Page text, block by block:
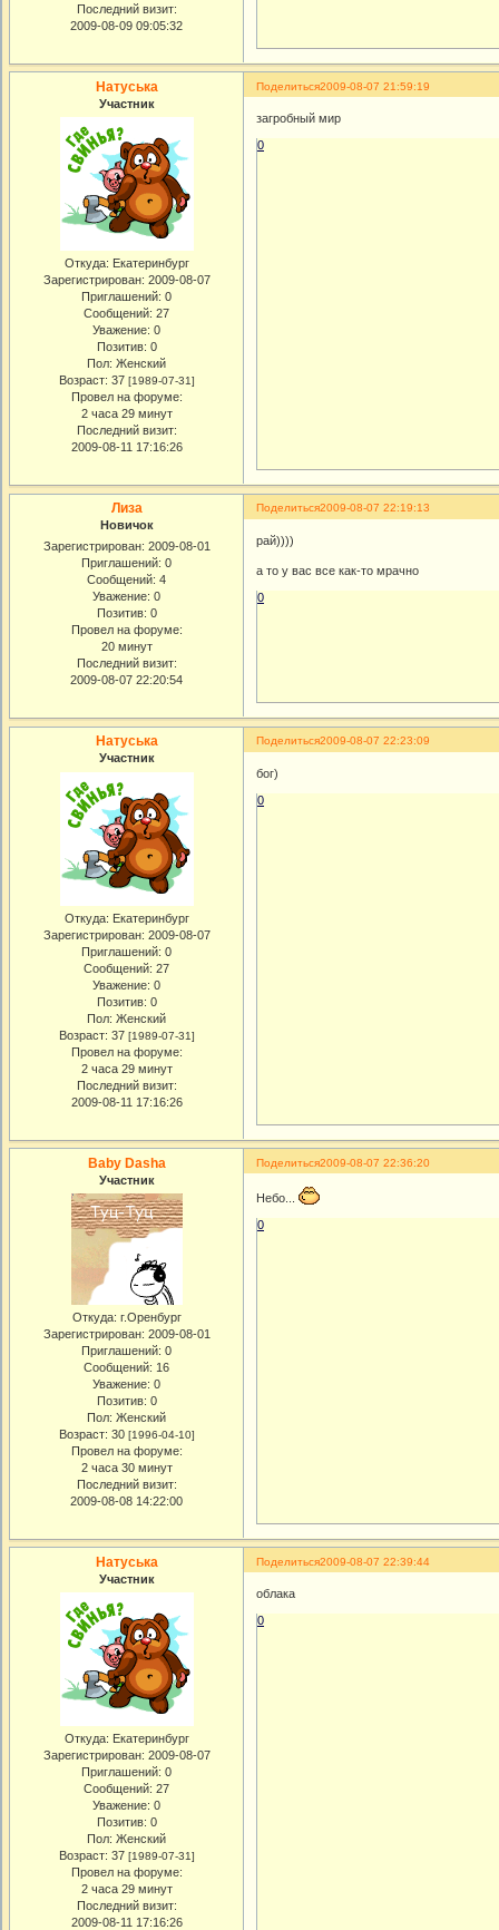
Последний визит:
2009-08-09 09:05:32
Поделиться2009-08-07 21:59:19
Натуська
Участник
Откуда: Екатеринбург
Зарегистрирован: 2009-08-07
Приглашений: 0
Сообщений: 27
Уважение: 0
Позитив: 0
Пол: Женский
Возраст: 37 [1989-07-31]
Провел на форуме:
2 часа 29 минут
Последний визит:
2009-08-11 17:16:26
загробный мир
0
Поделиться2009-08-07 22:19:13
Лиза
Новичок
Зарегистрирован: 2009-08-01
Приглашений: 0
Сообщений: 4
Уважение: 0
Позитив: 0
Провел на форуме:
20 минут
Последний визит:
2009-08-07 22:20:54
рай))))
а то у вас все как-то мрачно
0
Поделиться2009-08-07 22:23:09
Натуська
Участник
Откуда: Екатеринбург
Зарегистрирован: 2009-08-07
Приглашений: 0
Сообщений: 27
Уважение: 0
Позитив: 0
Пол: Женский
Возраст: 37 [1989-07-31]
Провел на форуме:
2 часа 29 минут
Последний визит:
2009-08-11 17:16:26
бог)
0
Поделиться2009-08-07 22:36:20
Baby Dasha
Участник
Откуда: г.Оренбург
Зарегистрирован: 2009-08-01
Приглашений: 0
Сообщений: 16
Уважение: 0
Позитив: 0
Пол: Женский
Возраст: 30 [1996-04-10]
Провел на форуме:
2 часа 30 минут
Последний визит:
2009-08-08 14:22:00
Небо...
0
Поделиться2009-08-07 22:39:44
Натуська
Участник
Откуда: Екатеринбург
Зарегистрирован: 2009-08-07
Приглашений: 0
Сообщений: 27
Уважение: 0
Позитив: 0
Пол: Женский
Возраст: 37 [1989-07-31]
Провел на форуме:
2 часа 29 минут
Последний визит:
2009-08-11 17:16:26
облака
0